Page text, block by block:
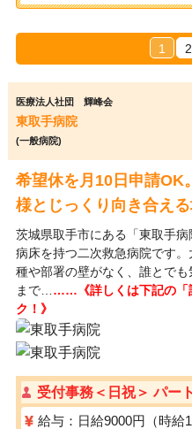
1 2
医療法人社団 輝峰会
東取手病院
(一般病院)
希望休を月10日申請OK
様とじっくり向き合える
茨城県取手市にある「東取手
病床を持つ二次救急病院です
種や部署の壁がなく、誰とで
まで… ……《詳しくは下記の「
ク！》
受付事務＜日祝＞ パート
給与：日給9000円（時給